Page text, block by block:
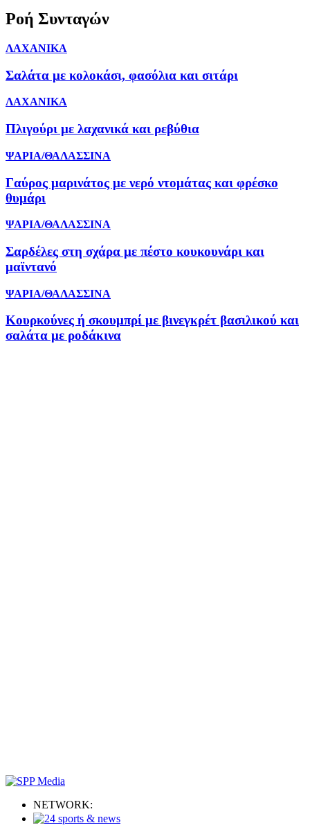
Ροή Συνταγών
ΛΑΧΑΝΙΚΑ
Σαλάτα με κολοκάσι, φασόλια και σιτάρι
ΛΑΧΑΝΙΚΑ
Πλιγούρι με λαχανικά και ρεβύθια
ΨΑΡΙΑ/ΘΑΛΑΣΣΙΝΑ
Γαύρος μαρινάτος με νερό ντομάτας και φρέσκο
θυμάρι
ΨΑΡΙΑ/ΘΑΛΑΣΣΙΝΑ
Σαρδέλες στη σχάρα με πέστο κουκουνάρι και
μαϊντανό
ΨΑΡΙΑ/ΘΑΛΑΣΣΙΝΑ
Κουρκούνες ή σκουμπρί με βινεγκρέτ βασιλικού και
σαλάτα με ροδάκινα
NETWORK: